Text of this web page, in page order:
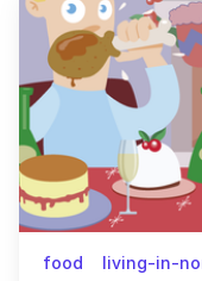
food living-in-